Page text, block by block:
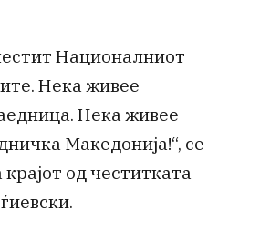
Националниот
Нека живее
Нека живее
Македонија!“, се
од честитката